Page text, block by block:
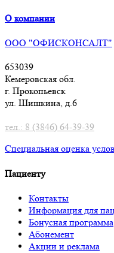
О компании
ООО "ОФИСКОНСАЛТ"
653039
Кемеровская обл.
г. Прокопьевск
ул. Шишкина, д.6
тел.: 8 (3846) 64-39-39
Специальная оценка
Пациенту
Контакты
Информация для
Бонусная программа
Абонемент
Акции и реклама